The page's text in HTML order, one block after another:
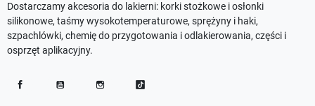
Dostarczamy akcesoria do lakierni: korki stożkowe i osłonki
silikonowe, taśmy wysokotemperaturowe, sprężyny i haki,
szpachlówki, chemię do przygotowania i odlakierowania, części i
osprzęt aplikacyjny.